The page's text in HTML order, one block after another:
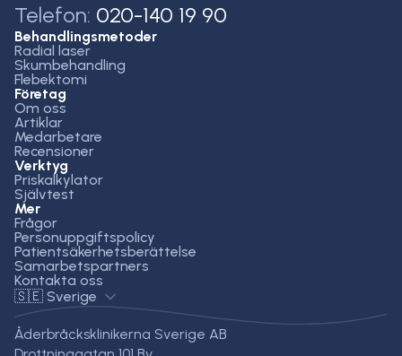
Telefon: 020-140 19 90
Behandlingsmetoder
Radial laser
Skumbehandling
Flebektomi
Företag
Om oss
Artiklar
Medarbetare
Recensioner
Verktyg
Priskalkylator
Självtest
Mer
Frågor
Personuppgiftspolicy
Patientsäkerhetsberättelse
Samarbetspartners
Kontakta oss
🇸🇪 Sverige
Åderbråcksklinikerna Sverige AB